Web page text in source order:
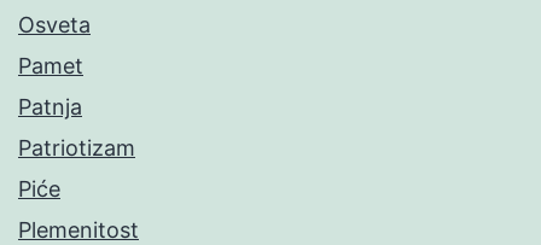
Osveta
Pamet
Patnja
Patriotizam
Piće
Plemenitost